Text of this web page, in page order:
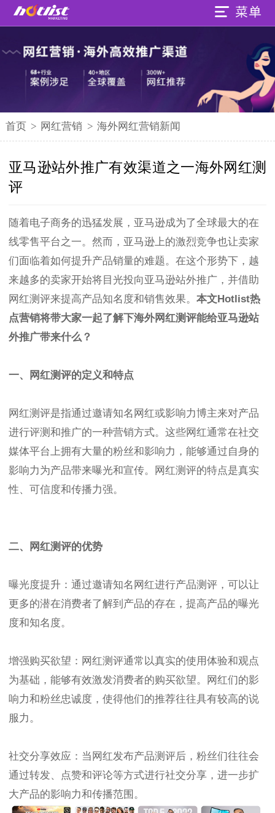
首页 > 网红营销 > 海外网红营销新闻
亚马逊站外推广有效渠道之一海外网红测
评
随着电子商务的迅猛发展，亚马逊成为了全球最大的在
线零售平台之一。然而，亚马逊上的激烈竞争也让卖家
们面临着如何提升产品销量的难题。在这个形势下，越
来越多的卖家开始将目光投向亚马逊站外推广，并借助
网红测评来提高产品知名度和销售效果。 本文Hotlist热
点营销将带大家一起了解下海外网红测评能给亚马逊站
外推广带来什么？
一、网红测评的定义和特点
网红测评是指通过邀请知名网红或影响力博主来对产品
进行评测和推广的一种营销方式。这些网红通常在社交
媒体平台上拥有大量的粉丝和影响力，能够通过自身的
影响力为产品带来曝光和宣传。网红测评的特点是真实
性、可信度和传播力强。
二、网红测评的优势
曝光度提升：通过邀请知名网红进行产品测评，可以让
更多的潜在消费者了解到产品的存在，提高产品的曝光
度和知名度。
增强购买欲望：网红测评通常以真实的使用体验和观点
为基础，能够有效激发消费者的购买欲望。网红们的影
响力和粉丝忠诚度，使得他们的推荐往往具有较高的说
服力。
社交分享效应：当网红发布产品测评后，粉丝们往往会
通过转发、点赞和评论等方式进行社交分享，进一步扩
大产品的影响力和传播范围。